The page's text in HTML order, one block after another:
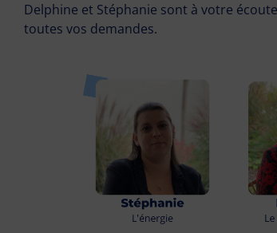
Delphine et Stéphanie sont à votre
toutes vos demandes.